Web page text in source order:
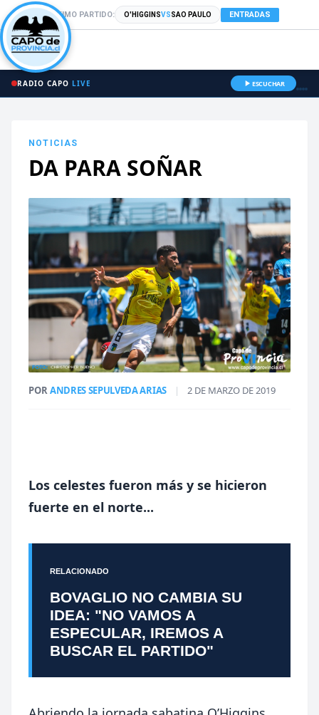
PRÓXIMO PARTIDO: O'HIGGINSVSSAO PAULO ENTRADAS
RADIO CAPO LIVE ESCUCHAR
NOTICIAS
DA PARA SOÑAR
PORANDRES SEPULVEDA ARIAS | 2 DE MARZO DE 2019
Los celestes fueron más y se hicieron
fuerte en el norte...
RELACIONADO
BOVAGLIO NO CAMBIA SU
IDEA: "NO VAMOS A
ESPECULAR, IREMOS A
BUSCAR EL PARTIDO"